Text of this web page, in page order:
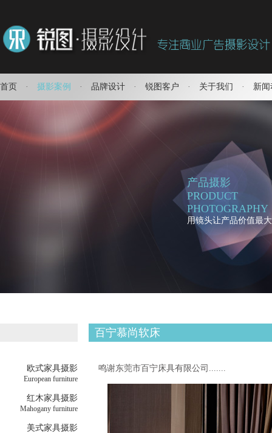
首页 · 摄影案例 · 品牌设计 · 锐图客户 · 关于我们 · 新
产品摄影
PRODUCT
PHOTOGRAPHY
用镜头让产品价值最
欧式家具摄影
European furniture
红木家具摄影
Mahogany furniture
美式家具摄影
百宁慕尚软床
鸣谢东莞市百宁床具有限公司.......